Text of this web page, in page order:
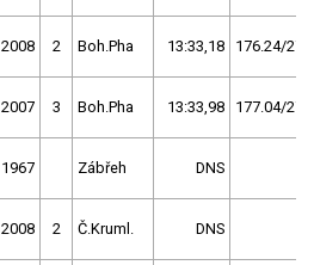
2008 2 Boh.Pha 13:33,18 176.24/27,7
2007 3 Boh.Pha 13:33,98 177.04/27,8
1967 Zábřeh DNS
2008 2 Č.Kruml. DNS